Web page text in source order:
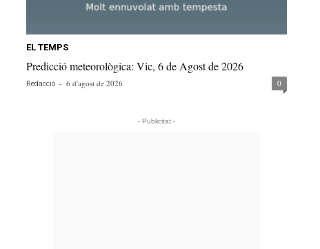
EL TEMPS
Predicció meteorològica: Vic, 6 de Agost de 2026
Redacció - 6 d'agost de 2026 0
- Publicitat -